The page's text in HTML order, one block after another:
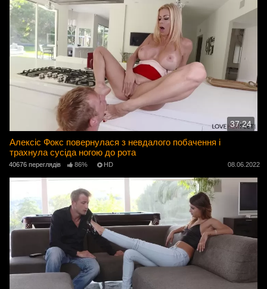
37:24
Алексіс Фокс повернулася з невдалого побачення і
трахнула сусіда ногою до рота
40676 переглядів 86% HD 08.06.2022